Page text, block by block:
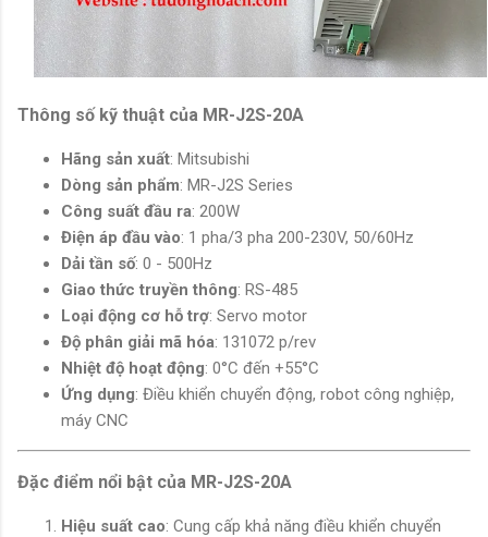
Thông số kỹ thuật của MR-J2S-20A
Hãng sản xuất: Mitsubishi
Dòng sản phẩm: MR-J2S Series
Công suất đầu ra: 200W
Điện áp đầu vào: 1 pha/3 pha 200-230V, 50/60Hz
Dải tần số: 0 - 500Hz
Giao thức truyền thông: RS-485
Loại động cơ hỗ trợ: Servo motor
Độ phân giải mã hóa: 131072 p/rev
Nhiệt độ hoạt động: 0°C đến +55°C
Ứng dụng: Điều khiển chuyển động, robot công nghiệp,
máy CNC
Đặc điểm nổi bật của MR-J2S-20A
Hiệu suất cao: Cung cấp khả năng điều khiển chuyển